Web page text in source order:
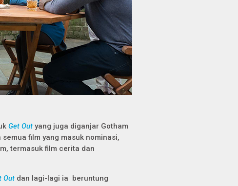
Get Out yang juga diganjar Gotham
semua film yang masuk nominasi,
termasuk film cerita dan
Out dan lagi-lagi ia beruntung